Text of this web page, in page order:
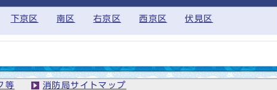
下京区 南区 右京区 西京区 伏見区
等 消防局サイトマップ